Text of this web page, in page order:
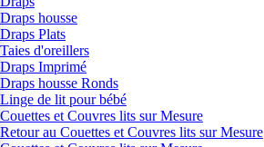
Draps housse
Draps Plats
Taies d'oreillers
Draps Imprimé
Draps housse Ronds
Linge de lit pour bébé
Couettes et Couvres lits sur Mesure
Retour au Couettes et Couvres lits sur Mesure